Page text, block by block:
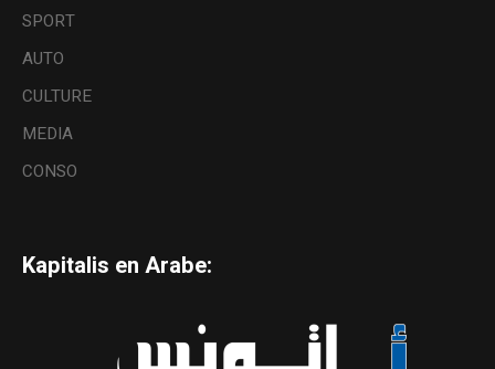
SPORT
AUTO
CULTURE
MEDIA
CONSO
Kapitalis en Arabe: